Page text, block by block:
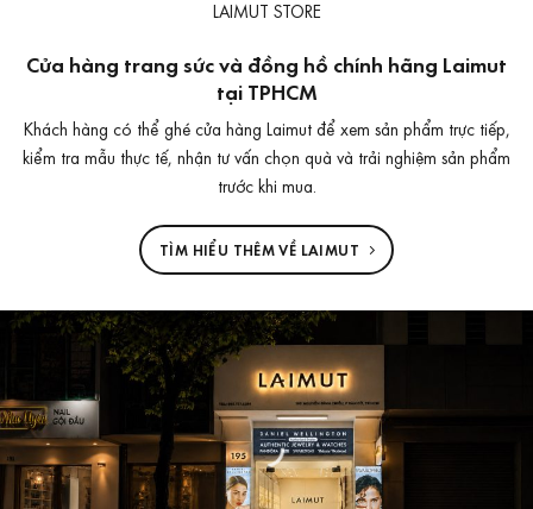
LAIMUT STORE
Cửa hàng trang sức và đồng hồ chính hãng Laimut
tại TPHCM
Khách hàng có thể ghé cửa hàng Laimut để xem sản phẩm trực tiếp,
kiểm tra mẫu thực tế, nhận tư vấn chọn quà và trải nghiệm sản phẩm
trước khi mua.
TÌM HIỂU THÊM VỀ LAIMUT